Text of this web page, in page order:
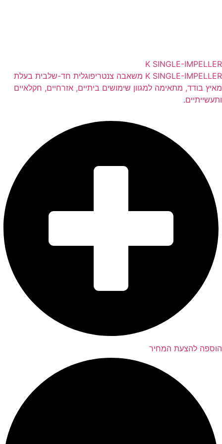
K SINGLE-IMPELLER
K SINGLE-IMPELLER משאבה צנטריפוגלית חד-שלבית בעלת
מאיץ בודד, מתאימה למגוון שימושים ביתיים, אזרחיים, חקלאיים
ותעשייתיים.
הוספה להצעת המחיר